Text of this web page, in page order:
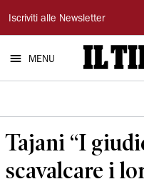
Il
Tirreno
Iscriviti alle Newsletter
MENU
Tajani “I
scavalcare i